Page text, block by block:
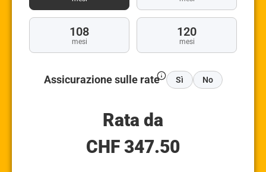
108
mesi
120
mesi
Assicurazione sulle rate Sì No
Rata da
CHF 347.50